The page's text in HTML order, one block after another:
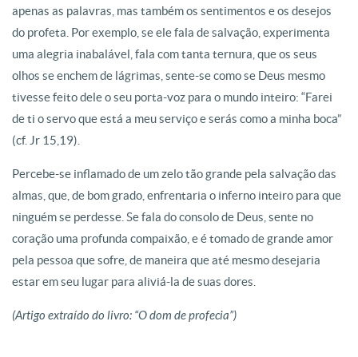
apenas as palavras, mas também os sentimentos e os desejos
do profeta. Por exemplo, se ele fala de salvação, experimenta
uma alegria inabalável, fala com tanta ternura, que os seus
olhos se enchem de lágrimas, sente-se como se Deus mesmo
tivesse feito dele o seu porta-voz para o mundo inteiro: “Farei
de ti o servo que está a meu serviço e serás como a minha boca”
(cf. Jr 15,19).
Percebe-se inflamado de um zelo tão grande pela salvação das
almas, que, de bom grado, enfrentaria o inferno inteiro para que
ninguém se perdesse. Se fala do consolo de Deus, sente no
coração uma profunda compaixão, e é tomado de grande amor
pela pessoa que sofre, de maneira que até mesmo desejaria
estar em seu lugar para aliviá-la de suas dores.
(Artigo extraído do livro: “O dom de profecia”)